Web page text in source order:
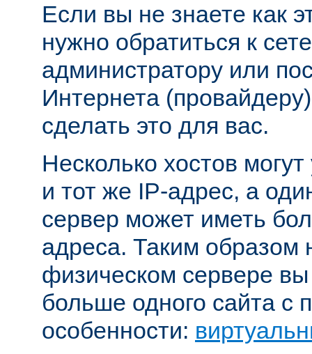
Если вы не знаете как
нужно обратиться к
администратору или
Интернета
сделать это для вас.
Несколько хостов
и тот же IP-адрес, а
сервер может иметь
адреса. Таким образом
физическом сервере
больше одного сайта с
особенности: